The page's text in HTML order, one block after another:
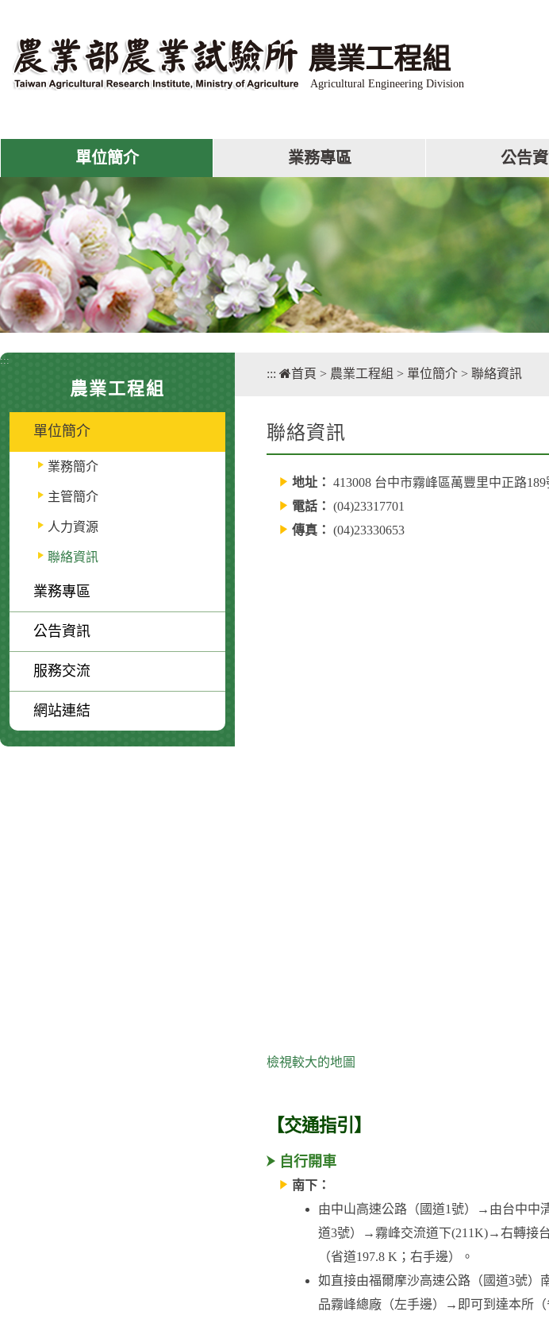
農業工程組
Agricultural Engineering Division
單位簡介 業務專區 公告
:::
農業工程組
單位簡介
業務簡介
主管簡介
人力資源
聯絡資訊
業務專區
公告資訊
服務交流
網站連結
::: 首頁 > 農業工程組 > 單位簡介 > 聯絡資訊
聯絡資訊
地址： 413008 台中市霧峰區萬豐里中正路189
電話： (04)23317701
傳真： (04)23330653
檢視較大的地圖
【交通指引】
自行開車
南下：
由中山高速公路（國道1號）→由台中中
道3號）→霧峰交流道下(211K)→右轉接
（省道197.8 K；右手邊）。
如直接由福爾摩沙高速公路（國道3號
品霧峰總廠（左手邊）→即可到達本所（